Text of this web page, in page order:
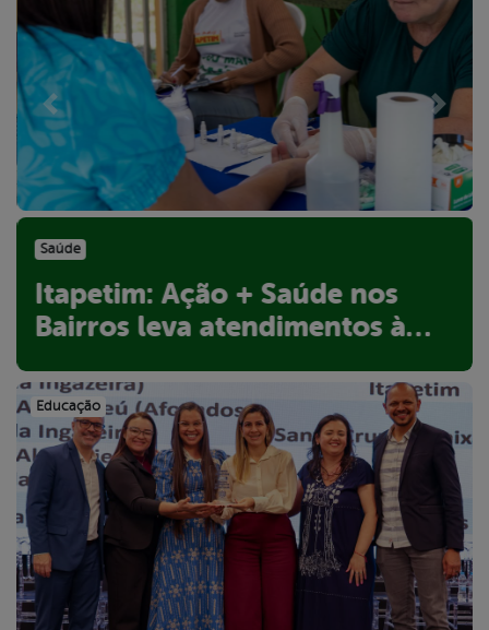
Previous Next
Saúde
Itapetim: Ação + Saúde nos
Bairros leva atendimentos à
Educação